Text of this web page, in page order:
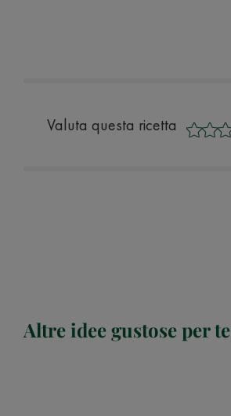
Valuta questa ricetta
Altre idee gustose per te